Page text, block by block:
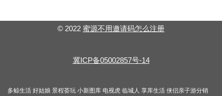
© 2022 蜜源不用邀请码怎么注册
冀ICP备05002857号-14
多鲸生活 好姑娘 景程荟玩 小新图库 电视虎 临城人 享库生活 侠侣亲子游分销